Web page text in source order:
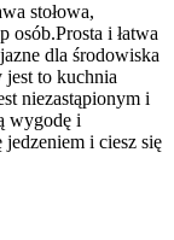
stołowa,
osób.Prosta i łatwa
dla środowiska
jest to kuchnia
niezastąpionym i
wygodę i
jedzeniem i ciesz się